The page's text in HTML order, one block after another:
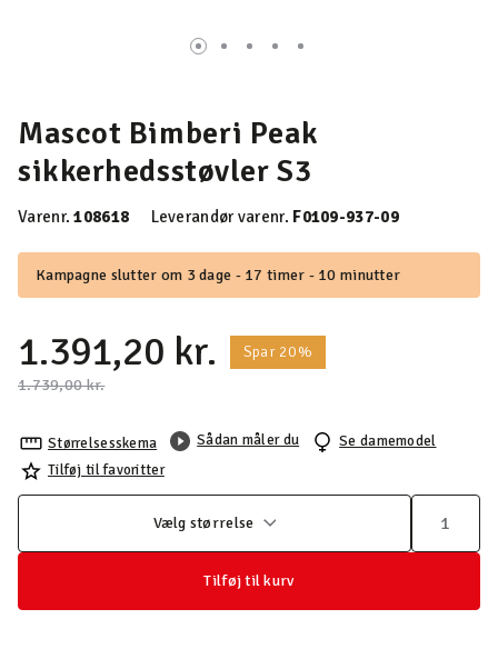
Mascot Bimberi Peak
sikkerhedsstøvler S3
Varenr.108618 Leverandør varenr. F0109-937-09
Kampagne slutter om 3 dage - 17 timer - 10 minutter
1.391,20 kr.
Spar 20%
Pris nedsat fra
1.739,00 kr.til
Størrelsesskema Sådan måler du
Se damemodel
Tilføj til favoritter
Vælg størrelse
Tilføj til kurv